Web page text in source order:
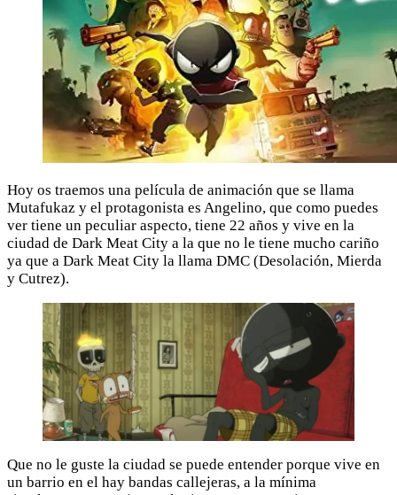
Hoy os traemos una película de animación que se llama
Mutafukaz y el protagonista es Angelino, que como puedes
ver tiene un peculiar aspecto, tiene 22 años y vive en la
ciudad de Dark Meat City a la que no le tiene mucho cariño
ya que a Dark Meat City la llama DMC (Desolación, Mierda
y Cutrez).
Que no le guste la ciudad se puede entender porque vive en
un barrio en el hay bandas callejeras, a la mínima